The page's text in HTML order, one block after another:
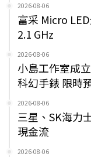
2026-08-06
富采 Micro
2.1 GHz
2026-08-06
小島工作室成
科幻手錶 限時
2026-08-06
三星、SK海力
現金流
2026-08-06